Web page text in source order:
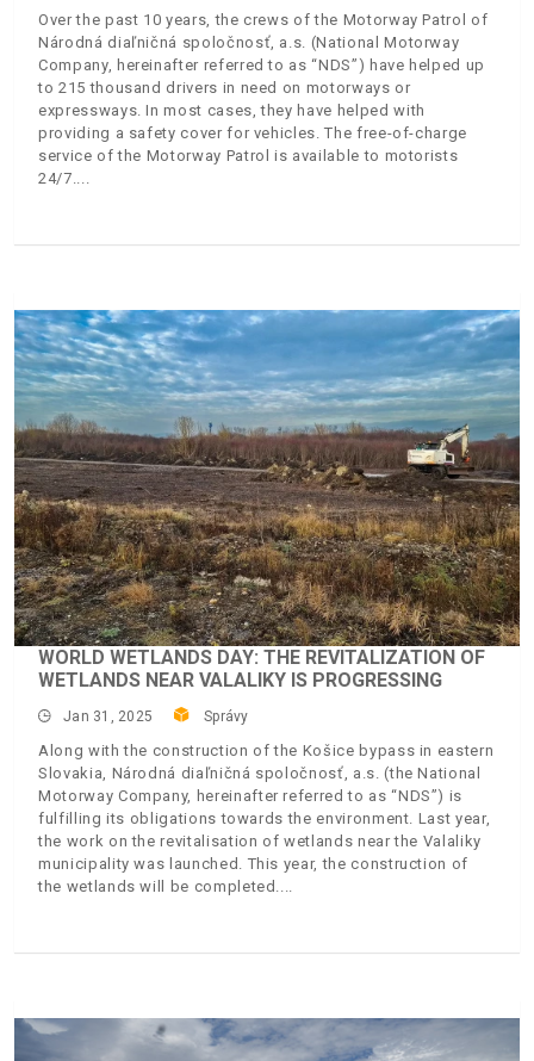
Over the past 10 years, the crews of the Motorway Patrol of
Národná diaľničná spoločnosť, a.s. (National Motorway
Company, hereinafter referred to as “NDS”) have helped up
to 215 thousand drivers in need on motorways or
expressways. In most cases, they have helped with
providing a safety cover for vehicles. The free-of-charge
service of the Motorway Patrol is available to motorists
24/7.
WORLD WETLANDS DAY: THE REVITALIZATION OF
WETLANDS NEAR VALALIKY IS PROGRESSING
Jan 31, 2025 Správy
Along with the construction of the Košice bypass in eastern
Slovakia, Národná diaľničná spoločnosť, a.s. (the National
Motorway Company, hereinafter referred to as “NDS”) is
fulfilling its obligations towards the environment. Last year,
the work on the revitalisation of wetlands near the Valaliky
municipality was launched. This year, the construction of
the wetlands will be completed.